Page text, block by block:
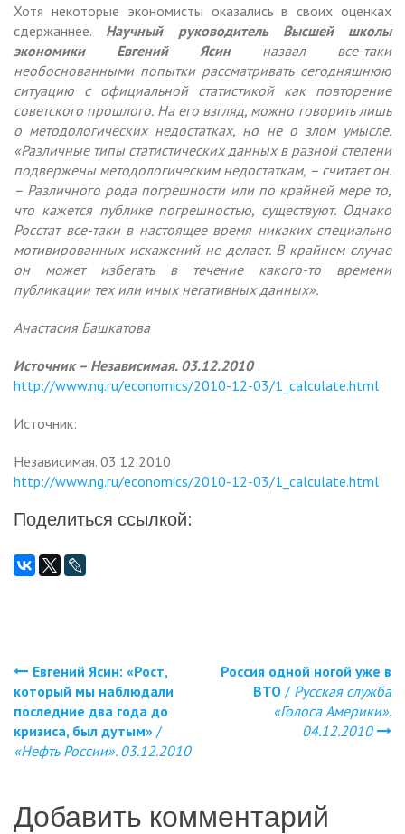
Хотя некоторые экономисты оказались в своих оценках
сдержаннее. Научный руководитель Высшей школы
экономики Евгений Ясинназвал все-таки
необоснованными попытки рассматривать сегодняшнюю
ситуацию с официальной статистикой как повторение
советского прошлого. На его взгляд, можно говорить лишь
о методологических недостатках, но не о злом умысле.
«Различные типы статистических данных в разной степени
подвержены методологическим недостаткам, – считает он.
– Различного рода погрешности или по крайней мере то,
что кажется публике погрешностью, существуют. Однако
Росстат все-таки в настоящее время никаких специально
мотивированных искажений не делает. В крайнем случае
он может избегать в течение какого-то времени
публикации тех или иных негативных данных».
Анастасия Башкатова
Источник – Независимая. 03.12.2010
http://www.ng.ru/economics/2010-12-03/1_calculate.html
Источник:
Независимая. 03.12.2010
http://www.ng.ru/economics/2010-12-03/1_calculate.html
Поделиться ссылкой:
Навигация
по
записям
Евгений Ясин: «Рост,
который мы наблюдали
последние два года до
кризиса, был дутым» /
«Нефть России». 03.12.2010
Россия одной ногой уже в
ВТО / Русская служба
«Голоса Америки».
04.12.2010
Добавить комментарий